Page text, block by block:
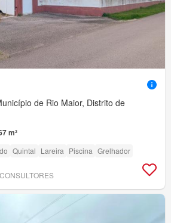
de Rio Maior, Distrito de
m²
Quintal Lareira Piscina Grelhador